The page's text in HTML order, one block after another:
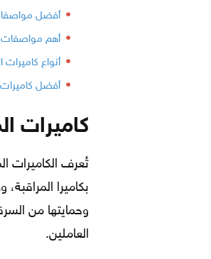
أفضل مواصفات
أهم مواصفات
أنواع كاميرات
أفضل كاميرات
كاميرات
تُعرف الكاميرات
بكاميرا
وحمايتها من
العاملين.